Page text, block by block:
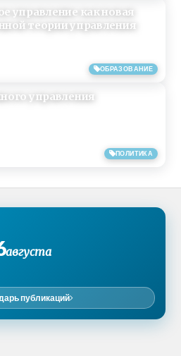
ОБРАЗОВАНИЕ
управление как новая
теории управления
ПОЛИТИКА
управления
августа
публикаций